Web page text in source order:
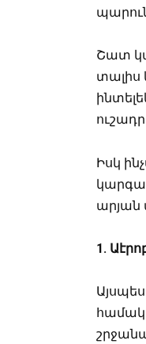
Շատ
տալիս
Իսկ
արյան
1.